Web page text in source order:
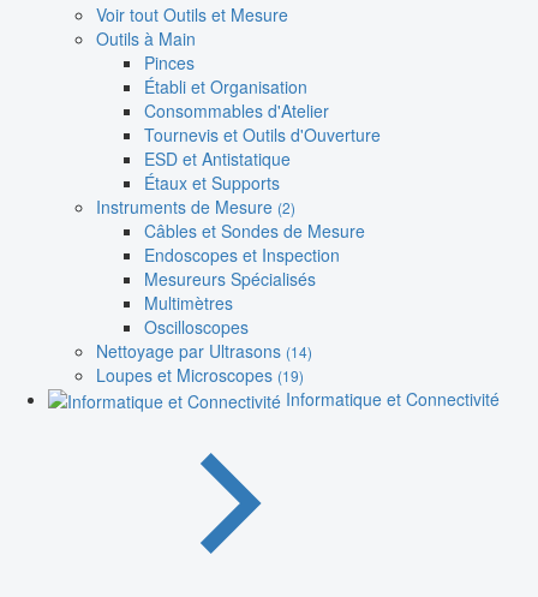
Voir tout Outils et Mesure
Outils à Main
Pinces
Établi et Organisation
Consommables d'Atelier
Tournevis et Outils d'Ouverture
ESD et Antistatique
Étaux et Supports
Instruments de Mesure (2)
Câbles et Sondes de Mesure
Endoscopes et Inspection
Mesureurs Spécialisés
Multimètres
Oscilloscopes
Nettoyage par Ultrasons (14)
Loupes et Microscopes (19)
Informatique et Connectivité